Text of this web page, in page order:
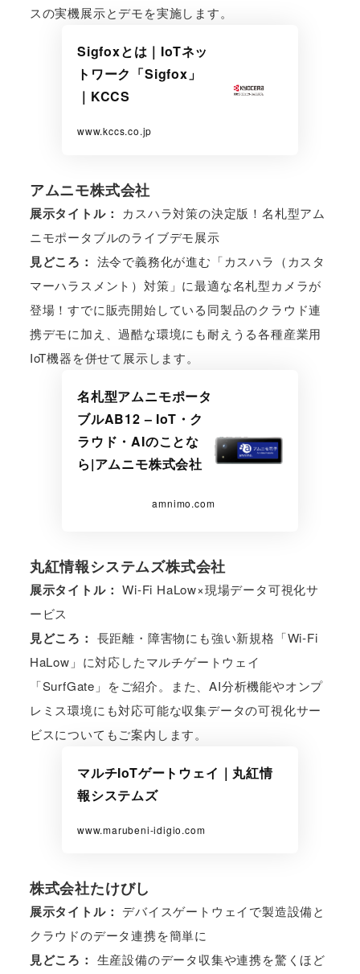
スの実機展示とデモを実施します。
Sigfoxとは｜IoTネッ
トワーク「Sigfox」
｜KCCS
www.kccs.co.jp
アムニモ株式会社
展示タイトル：
カスハラ対策の決定版！名札型アム
ニモポータブルのライブデモ展示
見どころ： 法令で義務化が進む「カスハラ（カスタ
マーハラスメント）対策」に最適な名札型カメラが
登場！すでに販売開始している同製品のクラウド連
携デモに加え、過酷な環境にも耐えうる各種産業用
IoT機器を併せて展示します。
名札型アムニモポータ
ブルAB12 – IoT・ク
ラウド・AIのことな
ら|アムニモ株式会社
amnimo.com
丸紅情報システムズ株式会社
展示タイトル： Wi-Fi HaLow×現場データ可視化サ
ービス
見どころ： 長距離・障害物にも強い新規格「Wi‑Fi
HaLow」に対応したマルチゲートウェイ
「SurfGate」をご紹介。また、AI分析機能やオンプ
レミス環境にも対応可能な収集データの可視化サー
ビスについてもご案内します。
マルチIoTゲートウェイ｜丸紅情
報システムズ
www.marubeni-idigio.com
株式会社たけびし
展示タイトル： デバイスゲートウェイで製造設備と
クラウドのデータ連携を簡単に
見どころ： 生産設備のデータ収集や連携を驚くほど